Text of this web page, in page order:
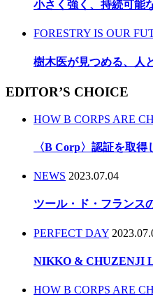
小さく強く、持続可能
FORESTRY IS OUR
樹木医が見つめる、人
EDITOR’S CHOICE
HOW B CORPS ARE
〈B Corp〉認証を取
NEWS 2023.07.04
ツール・ド・フランス
PERFECT DAY
NIKKO & CHUZENJI
HOW B CORPS ARE